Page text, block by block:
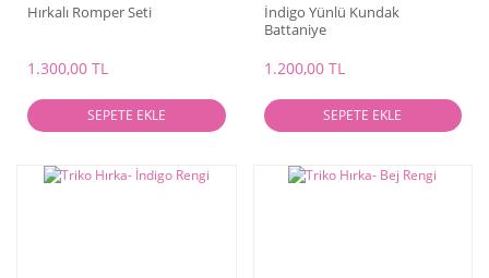
Hırkalı Romper Seti
1.300,00 TL
SEPETE EKLE
İndigo Yünlü Kundak
Battaniye
1.200,00 TL
SEPETE EKLE